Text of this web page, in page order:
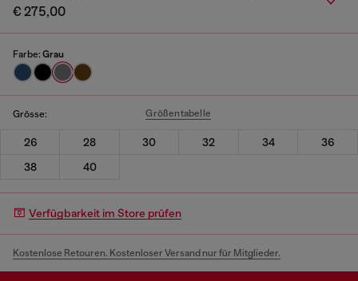
€ 275,00
Farbe: Grau
Grösse: Größentabelle
26 28 30 32 34
36
38
40
Verfügbarkeit im Store prüfen
Kostenlose Retouren. Kostenloser Versand nur für Mitglieder.